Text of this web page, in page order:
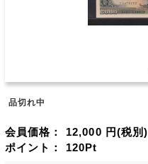
品切れ中
会員価格： 12,000 円(税別)
ポイント： 120Pt